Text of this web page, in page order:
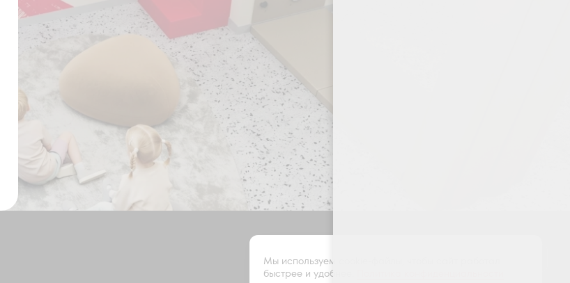
Мы используем cookie-файлы, чтобы сайт работал
быстрее и удобнее.